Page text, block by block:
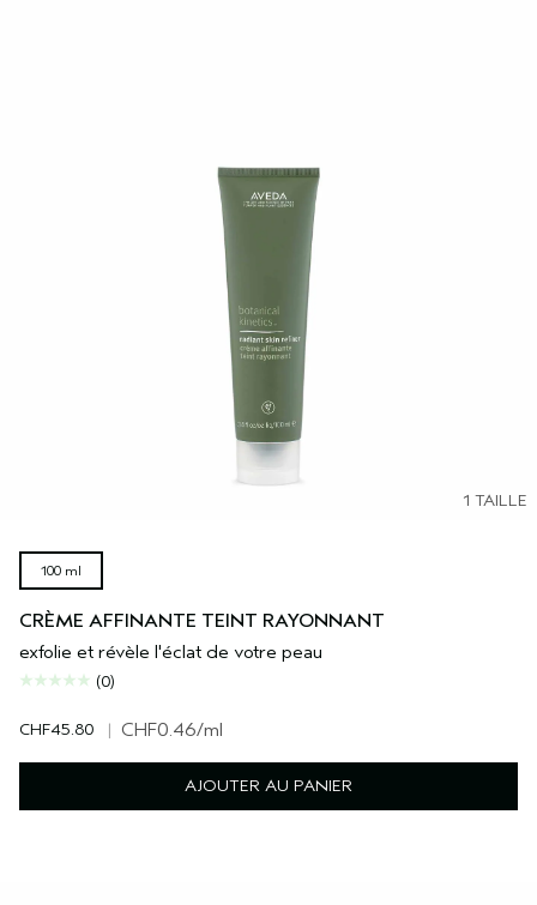
1 TAILLE
100 ml
CRÈME AFFINANTE TEINT RAYONNANT
exfolie et révèle l'éclat de votre peau
(0)
CHF45.80 | CHF0.46/ml
AJOUTER AU PANIER